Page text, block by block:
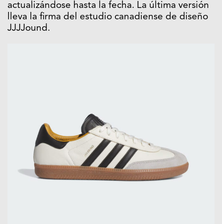
actualizándose hasta la fecha. La última versión
lleva la firma del estudio canadiense de diseño
JJJJound.